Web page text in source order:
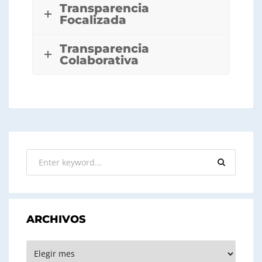
Transparencia
Focalizada
Transparencia
Colaborativa
ARCHIVOS